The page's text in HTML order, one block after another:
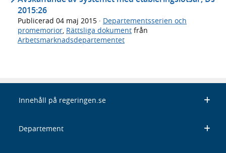
2015:26
Publicerad 04 maj 2015 · Departementsserien och
promemorior, Rättsliga dokument från
Arbetsmarknadsdepartementet
Innehåll på regeringen.se
Departement